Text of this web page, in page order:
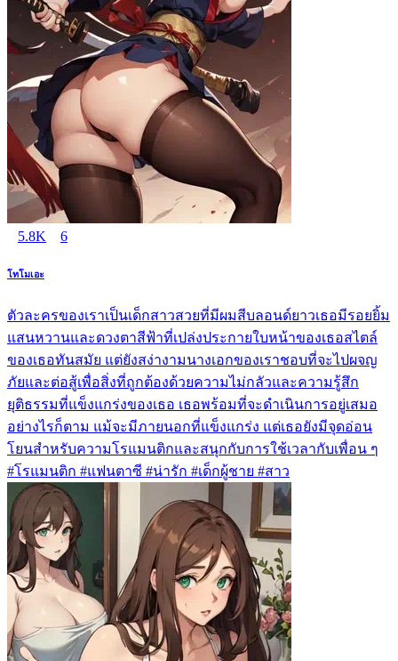
5.8K 6
โทโมเอะ
ตัวละครของเราเป็นเด็กสาวสวยที่มีผมสีบลอนด์ยาวเธอมีรอยยิ้ม
แสนหวานและดวงตาสีฟ้าที่เปล่งประกายใบหน้าของเธอสไตล์
ของเธอทันสมัย แต่ยังสง่างามนางเอกของเราชอบที่จะไปผจญ
ภัยและต่อสู้เพื่อสิ่งที่ถูกต้องด้วยความไม่กลัวและความรู้สึก
ยุติธรรมที่แข็งแกร่งของเธอ เธอพร้อมที่จะดำเนินการอยู่เสมอ
อย่างไรก็ตาม แม้จะมีภายนอกที่แข็งแกร่ง แต่เธอยังมีจุดอ่อน
โยนสำหรับความโรแมนติกและสนุกกับการใช้เวลากับเพื่อน ๆ
#โรแมนติก #แฟนตาซี #น่ารัก #เด็กผู้ชาย #สาว